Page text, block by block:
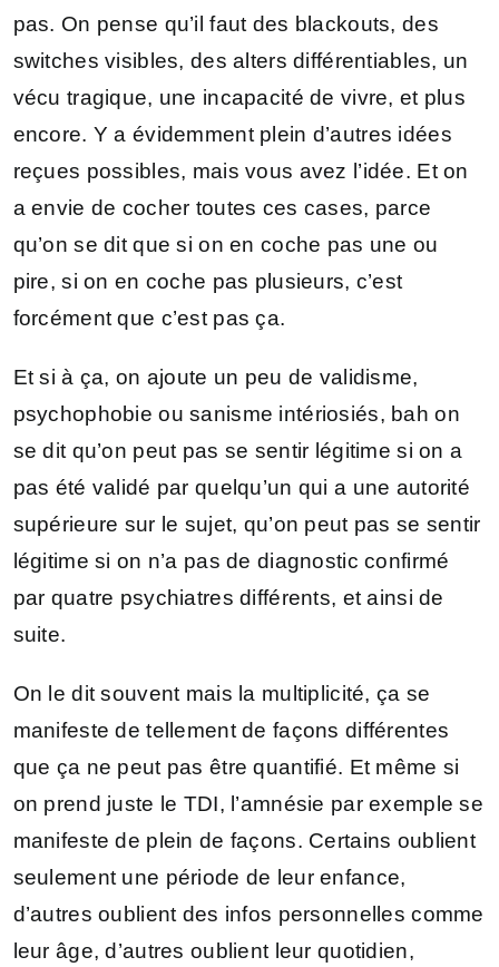
pas. On pense qu’il faut des blackouts, des
switches visibles, des alters différentiables, un
vécu tragique, une incapacité de vivre, et plus
encore. Y a évidemment plein d’autres idées
reçues possibles, mais vous avez l’idée. Et on
a envie de cocher toutes ces cases, parce
qu’on se dit que si on en coche pas une ou
pire, si on en coche pas plusieurs, c’est
forcément que c’est pas ça.
Et si à ça, on ajoute un peu de validisme,
psychophobie ou sanisme intériosiés, bah on
se dit qu’on peut pas se sentir légitime si on a
pas été validé par quelqu’un qui a une autorité
supérieure sur le sujet, qu’on peut pas se sentir
légitime si on n’a pas de diagnostic confirmé
par quatre psychiatres différents, et ainsi de
suite.
On le dit souvent mais la multiplicité, ça se
manifeste de tellement de façons différentes
que ça ne peut pas être quantifié. Et même si
on prend juste le TDI, l’amnésie par exemple se
manifeste de plein de façons. Certains oublient
seulement une période de leur enfance,
d’autres oublient des infos personnelles comme
leur âge, d’autres oublient leur quotidien,